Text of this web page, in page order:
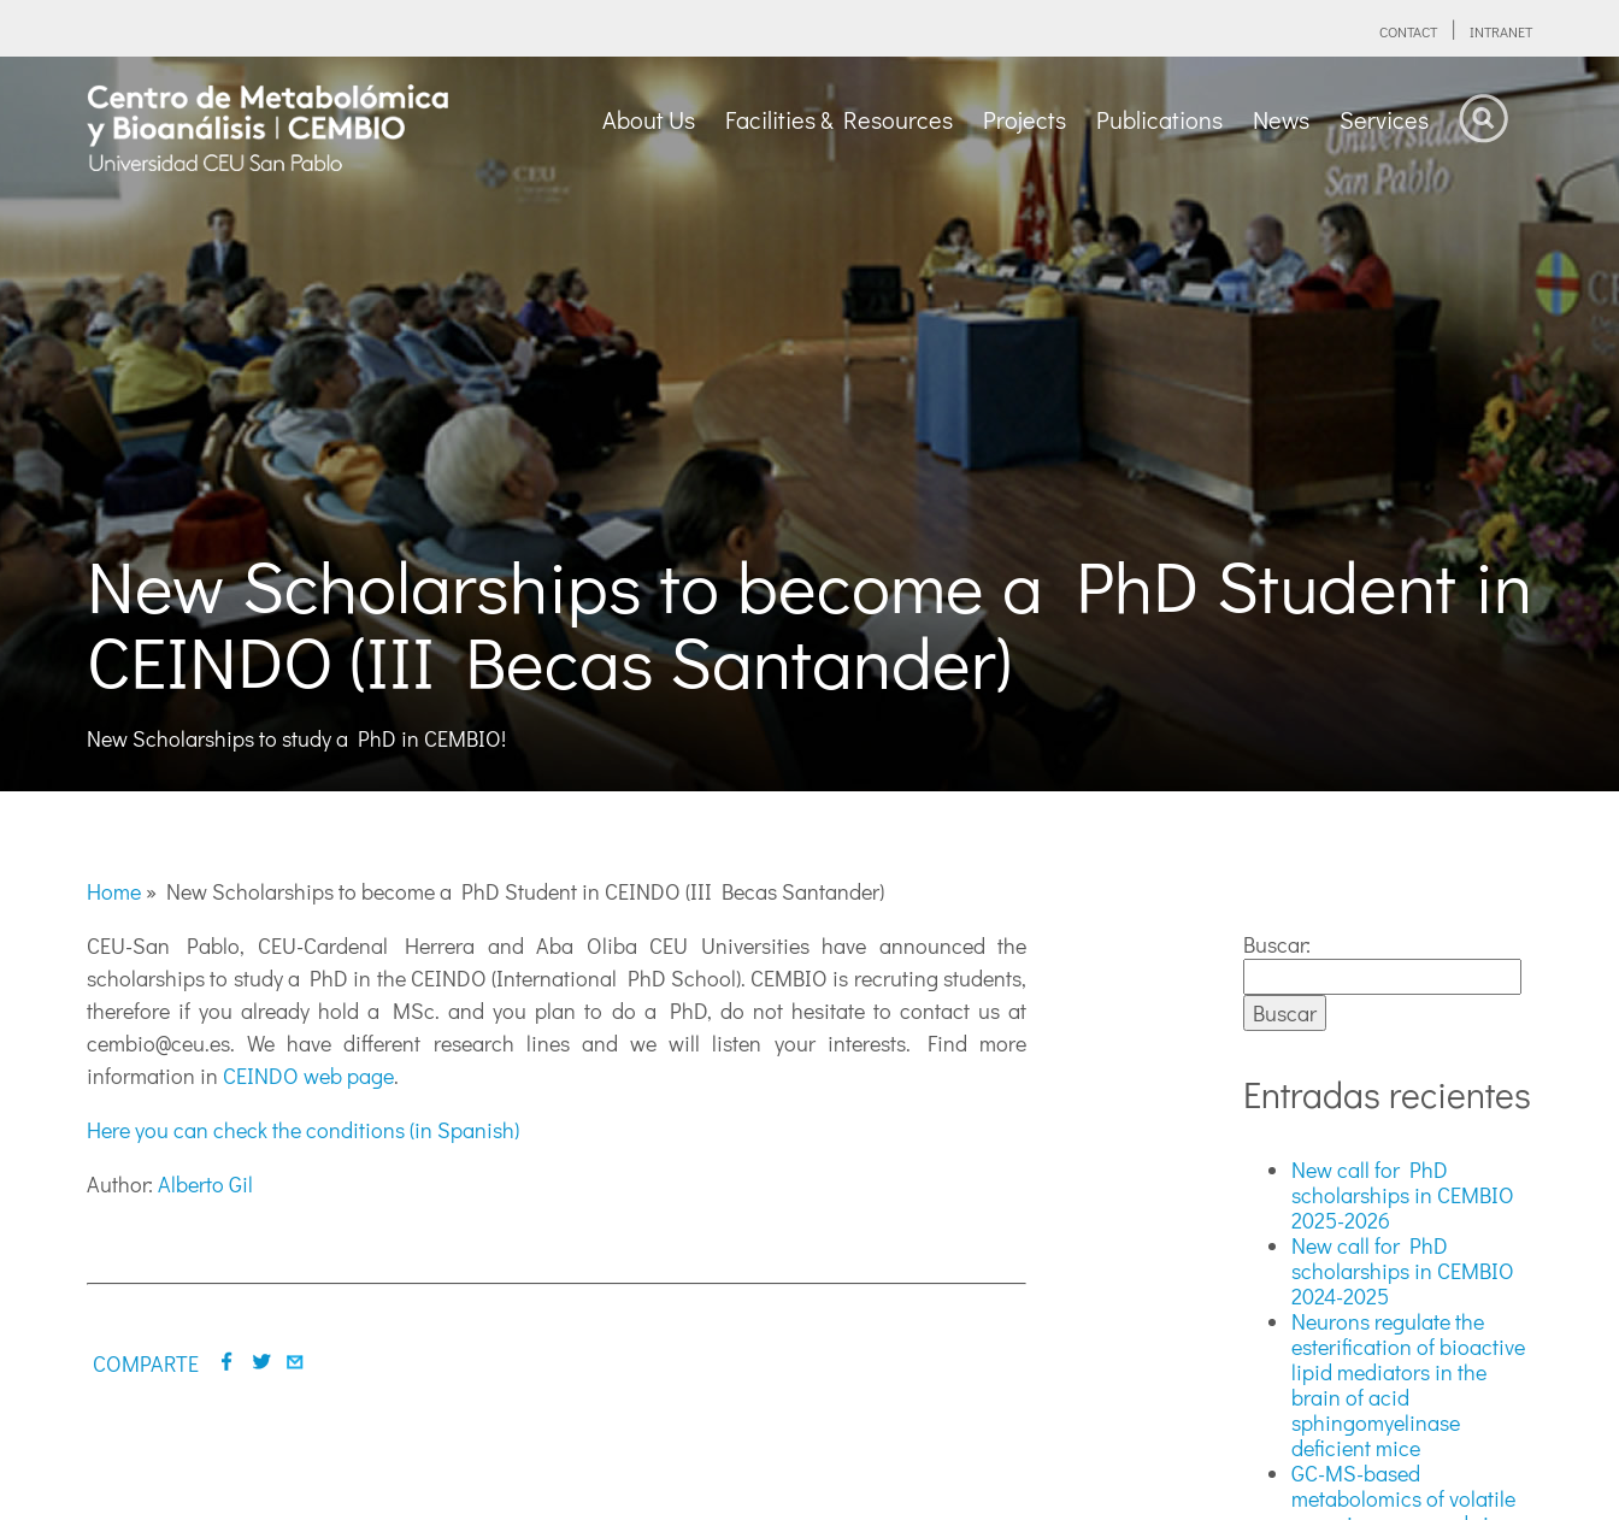
CONTACT INTRANET
About Us Facilities & Resources Projects Publications News Services
New Scholarships to become a PhD Student in
CEINDO (III Becas Santander)
New Scholarships to study a PhD in CEMBIO!
Home » New Scholarships to become a PhD Student in CEINDO (III Becas Santander)
CEU-San Pablo, CEU-Cardenal Herrera and Aba Oliba CEU Universities have announced the
scholarships to study a PhD in the CEINDO (International PhD School). CEMBIO is recruting students,
therefore if you already hold a MSc. and you plan to do a PhD, do not hesitate to contact us at
cembio@ceu.es. We have different research lines and we will listen your interests. Find more
information in CEINDO web page.
Here you can check the conditions (in Spanish)
Author: Alberto Gil
COMPARTE
Buscar:
Entradas recientes
New call for PhD
scholarships in CEMBIO
2025-2026
New call for PhD
scholarships in CEMBIO
2024-2025
Neurons regulate the
esterification of bioactive
lipid mediators in the
brain of acid
sphingomyelinase
deficient mice
GC-MS-based
metabolomics of volatile